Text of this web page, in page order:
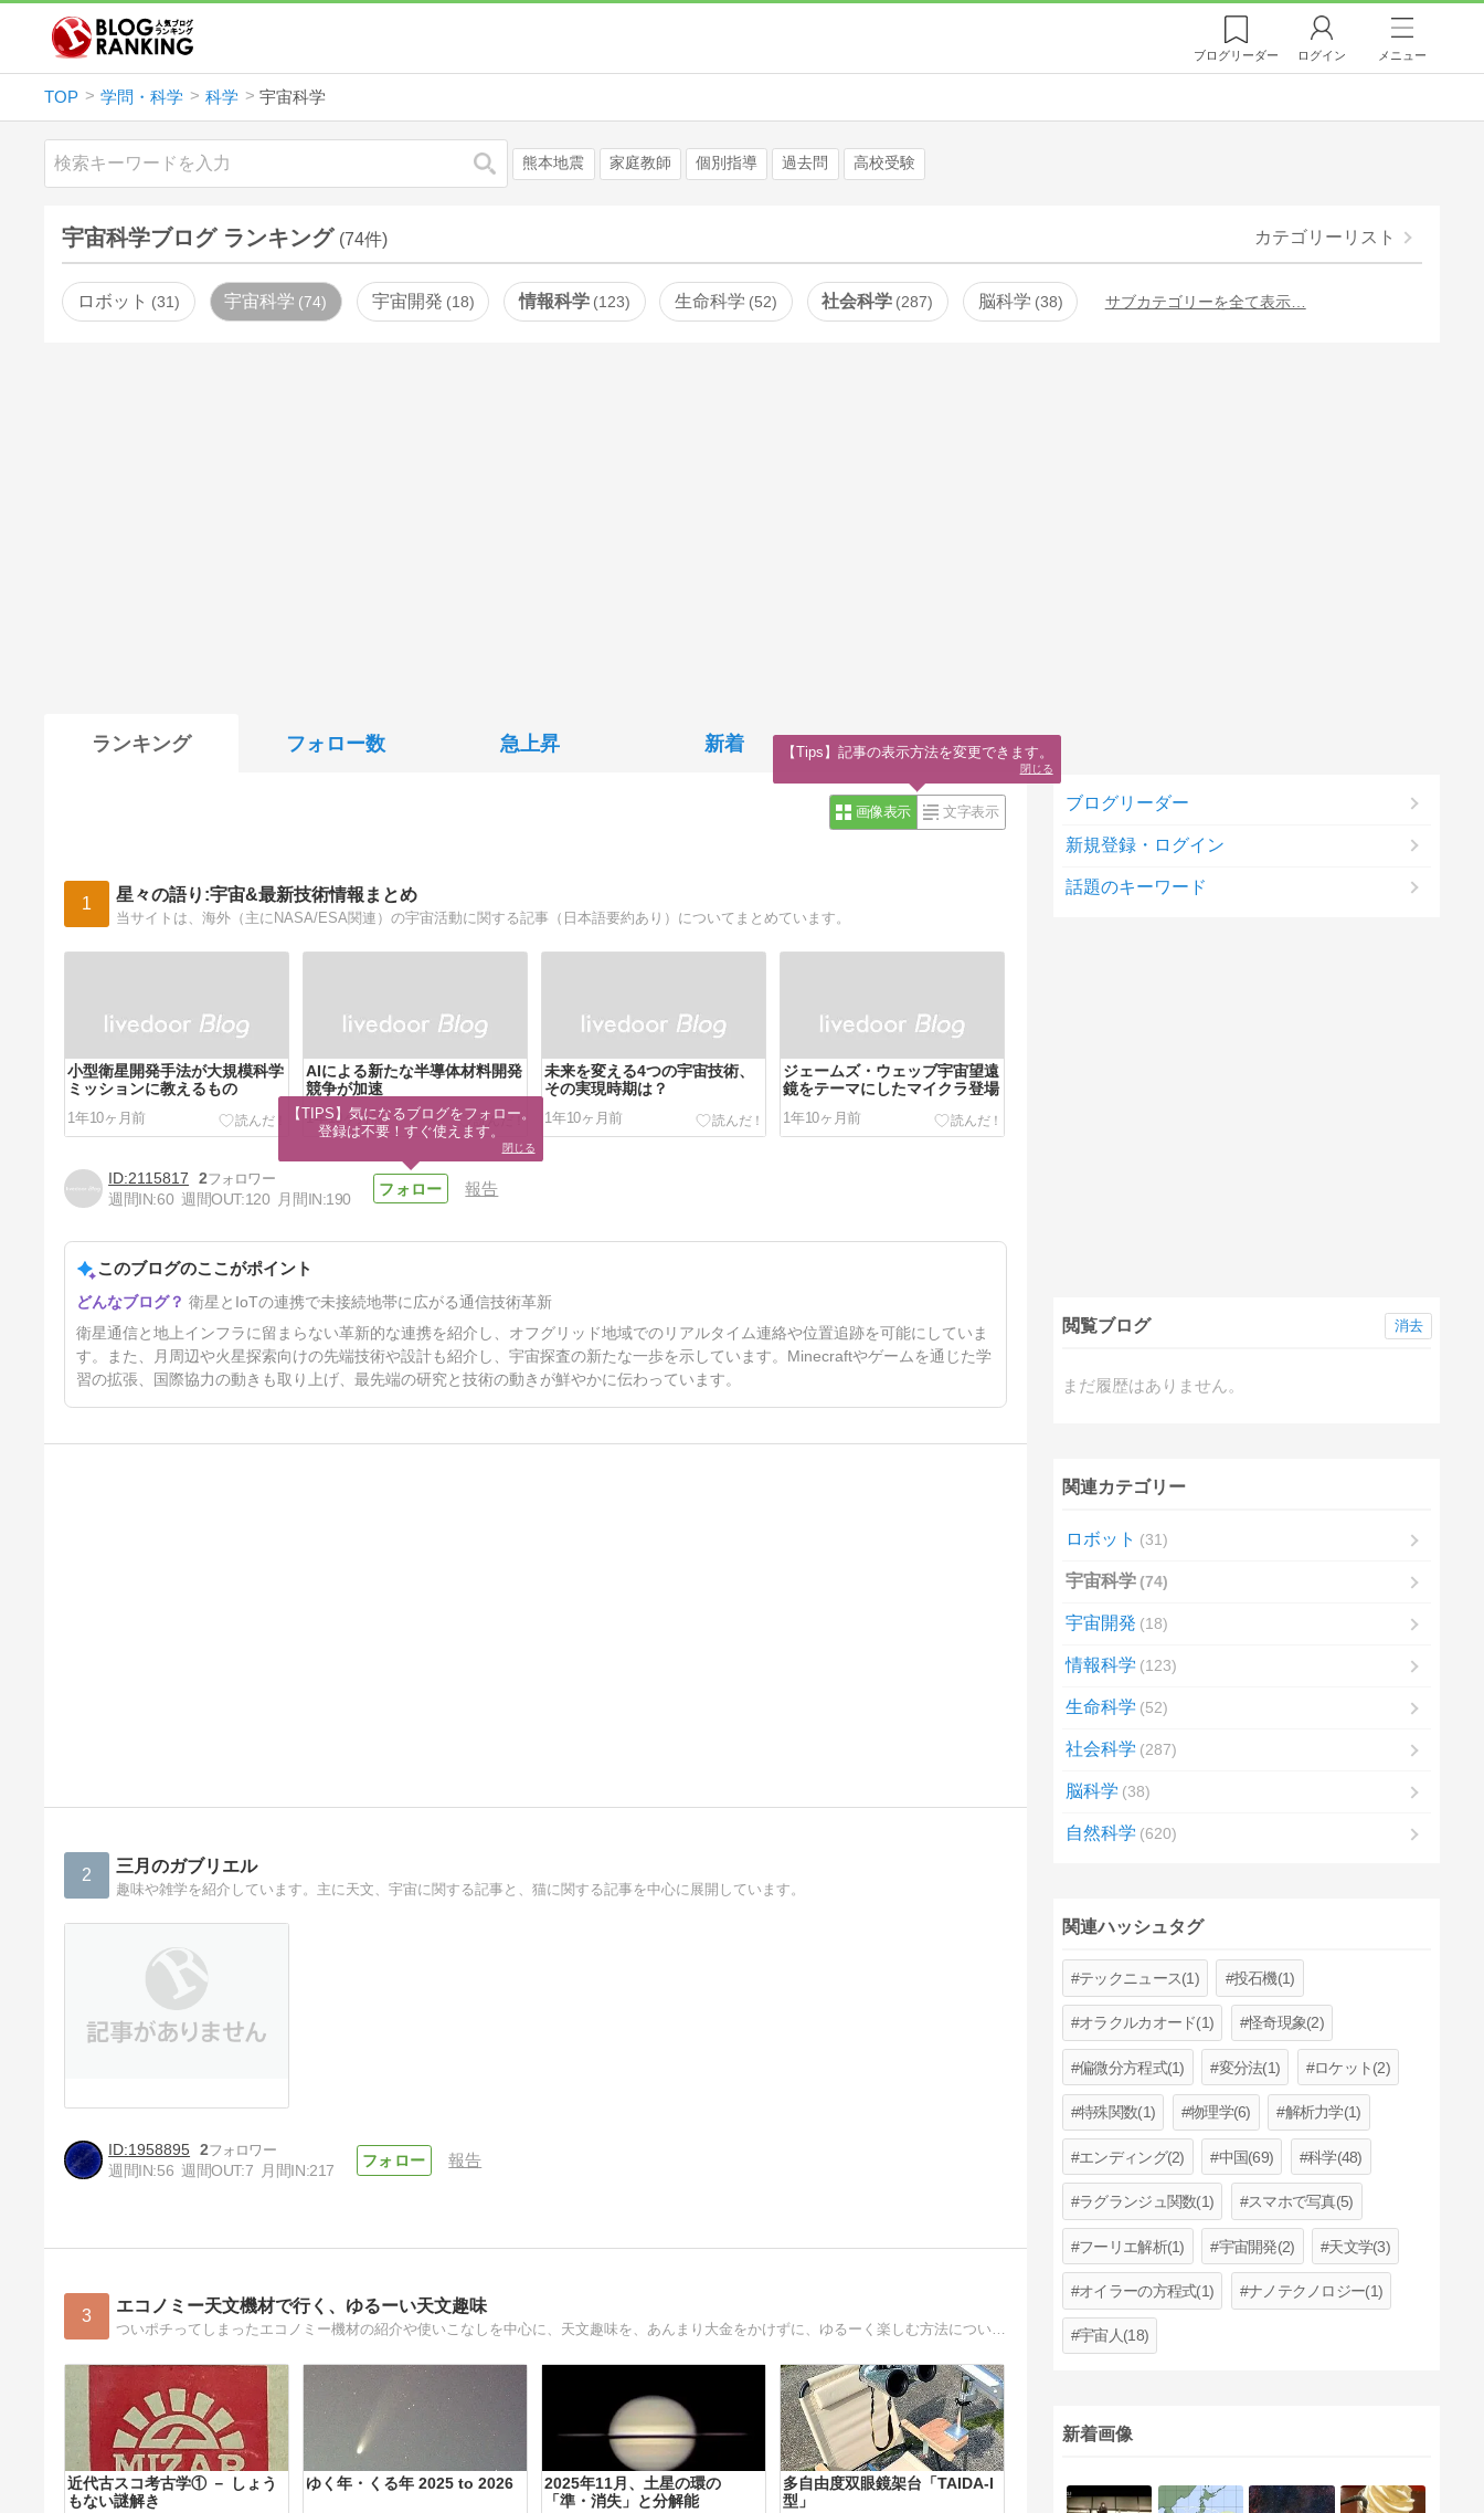
ブログリーダー ログイン メニュー
TOP 学問・科学 科学 宇宙科学
検索 熊本地震 家庭教師 個別指導 過去問 高校受験
宇宙科学ブログ ランキング (74件) カテゴリーリスト
ロボット 31 宇宙科学 74 宇宙開発 18 情報科学 123 生命科学 52 社会科学 287 脳科学 38 サブカテゴリーを全て表示…
ランキング フォロー数 急上昇 新着
画像表示 文字表示
1 星々の語り:宇宙&最新技術情報まとめ
当サイトは、海外（主にNASA/ESA関連）の宇宙活動に関する記事（日本語要約あり）についてまとめています。
小型衛星開発手法が大規模科学
ミッションに教えるもの
1年10ヶ月前
AIによる新たな半導体材料開発
競争が加速
1年10ヶ月前
未来を変える4つの宇宙技術、
その実現時期は？
1年10ヶ月前
ジェームズ・ウェッブ宇宙望遠
鏡をテーマにしたマイクラ登場
1年10ヶ月前
中国、月面着陸用宇宙服を初公
開
1年10ヶ月前
2115817
2
週間IN:60 週間OUT:120 月間IN:190
報告
このブログのここがポイント
衛星とIoTの連携で未接続地帯に広がる通信技術革新
衛星通信と地上インフラに留まらない革新的な連携を紹介し、オフグリッド地域でのリアルタイム連絡や位置追跡を可能にしていま
す。また、月周辺や火星探索向けの先端技術や設計も紹介し、宇宙探査の新たな一歩を示しています。Minecraftやゲームを通じた学
習の拡張、国際協力の動きも取り上げ、最先端の研究と技術の動きが鮮やかに伝わっています。
2 三月のガブリエル
趣味や雑学を紹介しています。主に天文、宇宙に関する記事と、猫に関する記事を中心に展開しています。
1958895 2
週間IN:56 週間OUT:7 月間IN:217
報告
3 エコノミー天文機材で行く、ゆるーい天文趣味
ついポチってしまったエコノミー機材の紹介や使いこなしを中心に、天文趣味を、あんまり大金をかけずに、ゆるーく楽しむ方法についてぼつぼつとブログに書いてます。
近代古スコ考古学① － しょう
もない謎解き
ゆく年・くる年 2025 to 2026
2025年11月、土星の環の
「準・消失」と分解能
多自由度双眼鏡架台「TAIDA-I
型」
ブログリーダー
新規登録・ログイン
話題のキーワード
閲覧ブログ
まだ履歴はありません。
消去
関連カテゴリー
ロボット 31
宇宙科学 74
宇宙開発 18
情報科学 123
生命科学 52
社会科学 287
脳科学 38
自然科学 620
関連ハッシュタグ
テックニュース(1) 投石機(1)
オラクルカオード(1) 怪奇現象(2)
偏微分方程式(1) 変分法(1) ロケット(2)
特殊関数(1) 物理学(6) 解析力学(1)
エンディング(2) 中国(69) 科学(48)
ラグランジュ関数(1) スマホで写真(5)
フーリエ解析(1) 宇宙開発(2) 天文学(3)
オイラーの方程式(1) ナノテクノロジー(1)
宇宙人(18)
新着画像
【TIPS】気になるブログをフォロー。
登録は不要！すぐ使えます。
閉じる
【Tips】記事の表示方法を変更できます。
閉じる